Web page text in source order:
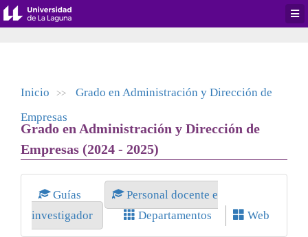
Inicio >>
Grado en Administración y Dirección de
Empresas
Grado en Administración y Dirección de
Empresas (2024 - 2025)
Guías
Personal docente e
investigador
Departamentos Web